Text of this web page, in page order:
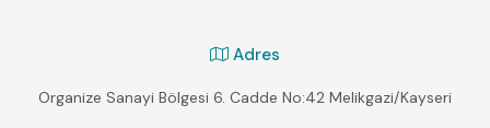
Adres
Organize Sanayi Bölgesi 6. Cadde No:42 Melikgazi/Kayseri